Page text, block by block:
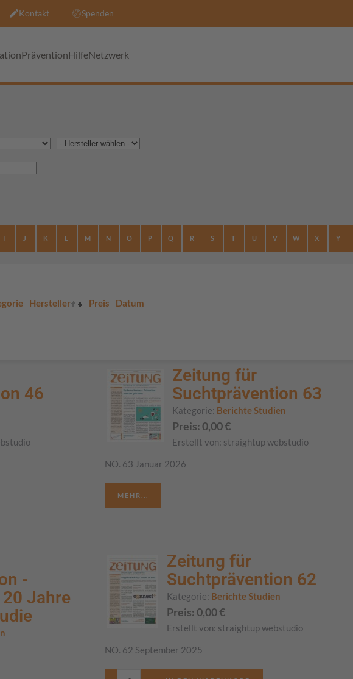
Kontakt Spenden
PräventionHilfeNetzwerk
I J K L M N O P Q R S T U V W X Y
Hersteller Preis Datum
46
Zeitung für
Suchtprävention 63
Kategorie: Berichte Studien
Preis: 0,00€
Erstellt von: straightup webstudio
NO. 63 Januar 2026
MEHR...
-
Jahre
Zeitung für
Suchtprävention 62
Kategorie: Berichte Studien
Preis: 0,00€
Erstellt von: straightup webstudio
NO. 62 September 2025